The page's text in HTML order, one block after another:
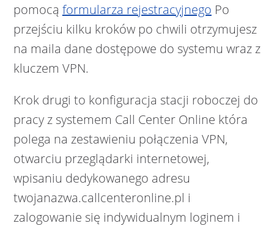
pomocą formularza rejestracyjnego Po
przejściu kilku kroków po chwili otrzymujesz
na maila dane dostępowe do systemu wraz z
kluczem VPN.
Krok drugi to konfiguracja stacji roboczej do
pracy z systemem Call Center Online która
polega na zestawieniu połączenia VPN,
otwarciu przeglądarki internetowej,
wpisaniu dedykowanego adresu
twojanazwa.callcenteronline.pl i
zalogowanie się indywidualnym loginem i